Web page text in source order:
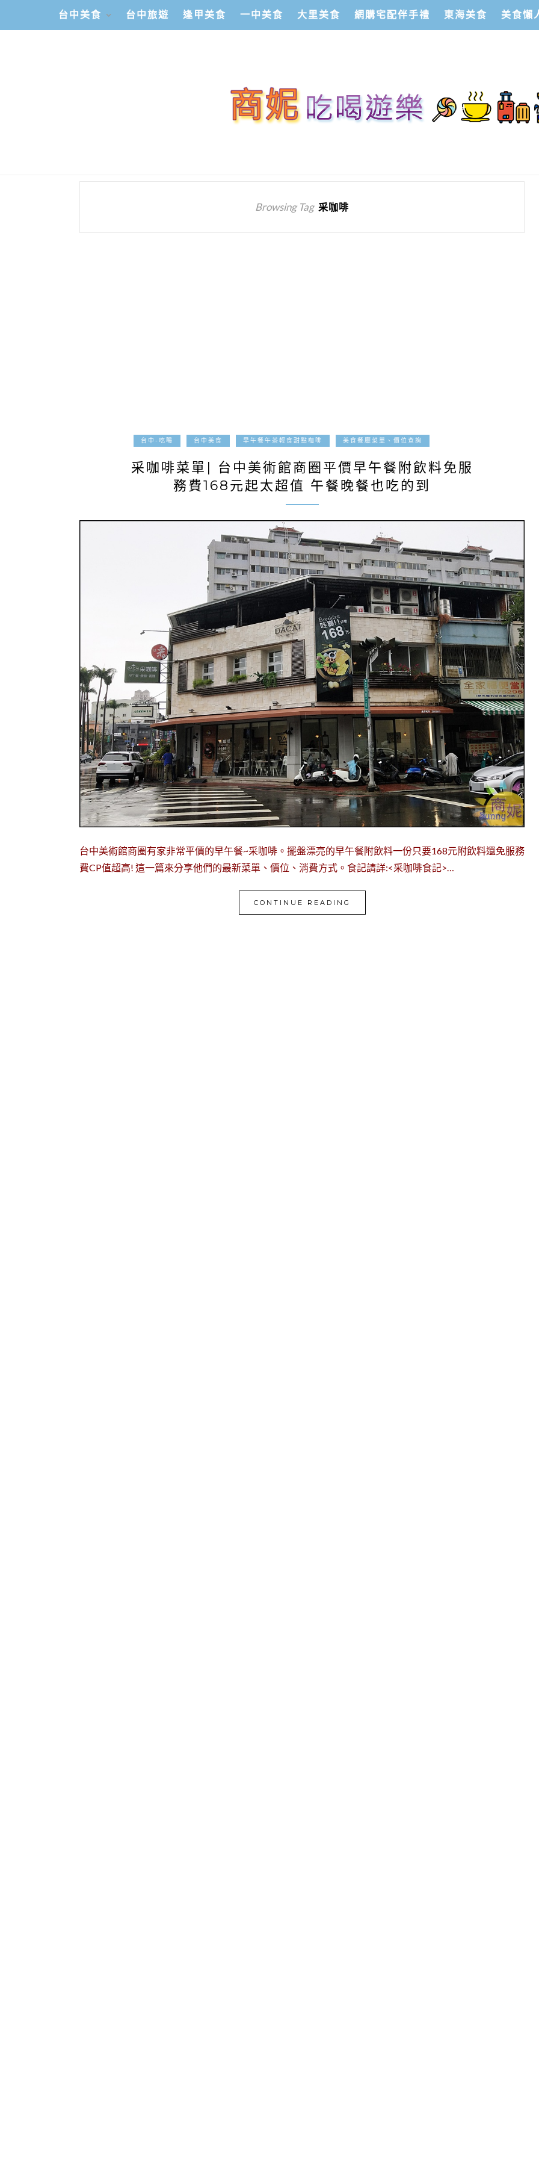
台中美食 台中旅遊 逢甲美食 一中美食 大里美食 網購宅配伴手禮 東海美食 美食懶
Browsing Tag 采咖啡
台中-吃喝 台中美食 早午餐午茶輕食甜點咖啡 美食餐廳菜單、價位查詢
采咖啡菜單| 台中美術館商圈平價早午餐附飲料免服
務費168元起太超值 午餐晚餐也吃的到
台中美術館商圈有家非常平價的早午餐~采咖啡。擺盤漂亮的早午餐附飲料一份只要168元附飲料還免服務
費CP值超高! 這一篇來分享他們的最新菜單、價位、消費方式。食記請詳:<采咖啡食記>…
CONTINUE READING